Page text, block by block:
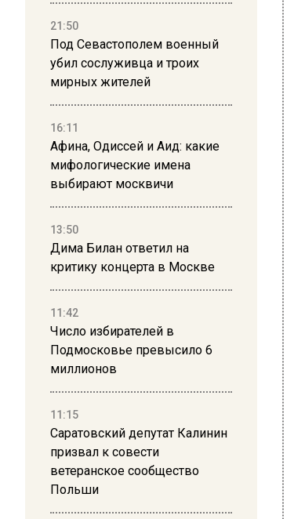
21:50
Под Севастополем военный
убил сослуживца и троих
мирных жителей
16:11
Афина, Одиссей и Аид: какие
мифологические имена
выбирают москвичи
13:50
Дима Билан ответил на
критику концерта в Москве
11:42
Число избирателей в
Подмосковье превысило 6
миллионов
11:15
Саратовский депутат Калинин
призвал к совести
ветеранское сообщество
Польши